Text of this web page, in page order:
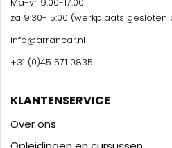
za 9:30-15:00 (werkplaats
info@arrancar.nl
+31 (0)45 571 0835
KLANTENSERVICE
Over ons